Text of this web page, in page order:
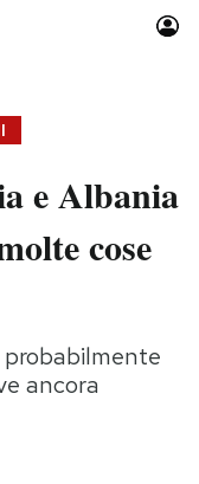
e Albania
cose
ancora